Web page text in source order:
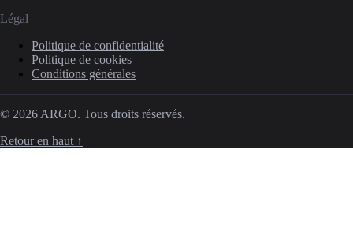
Légal
Politique de confidentialité
Politique de cookies
Conditions générales
© 2026 ARGO. Tous droits réservés.
Retour en haut ↑